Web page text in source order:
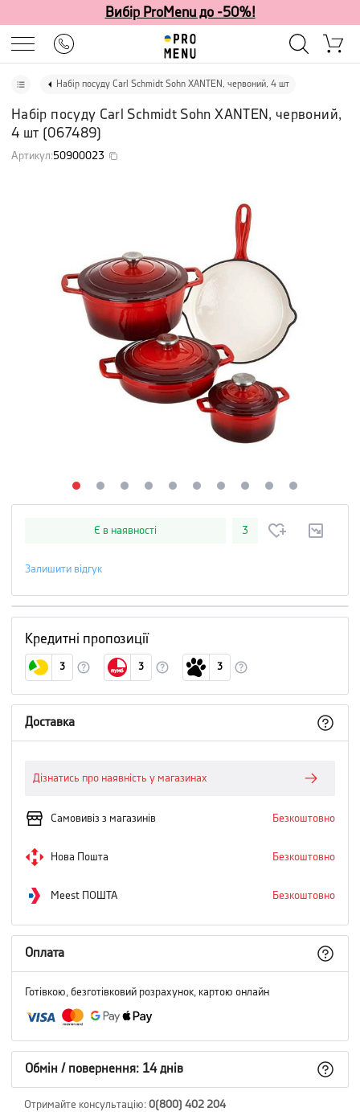
Вибір ProMenu до -50%!
Набір посуду Carl Schmidt Sohn XANTEN, червоний, 4 шт
Набір посуду Carl Schmidt Sohn XANTEN, червоний,
4 шт (067489)
Артикул:50900023
Є в наявності 3
Залишити відгук
Кредитні пропозиції
3 3 3
Доставка
Дізнатись про наявність у магазинах
Самовивіз з магазинів Безкоштовно
Нова Пошта Безкоштовно
Meest ПОШТА Безкоштовно
Оплата
Готівкою, безготівковий розрахунок, картою онлайн
Обмін / повернення: 14 днів
Отримайте консультацію: 0(800) 402 204